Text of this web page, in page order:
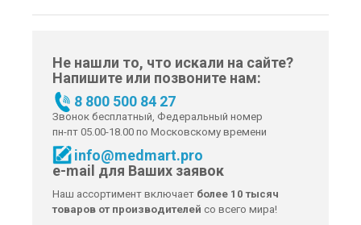
Не нашли то, что искали на сайте?
Напишите или позвоните нам:
8 800 500 84 27
Звонок бесплатный, Федеральный номер
пн-пт 05.00-18.00 по Московскому времени
info@medmart.pro
e-mail для Ваших заявок
Наш ассортимент включает более 10 тысяч
товаров от производителей со всего мира!